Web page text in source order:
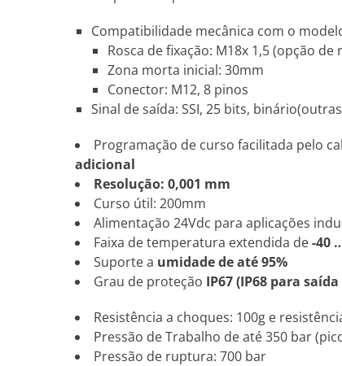
Compatibilidade mecânica com o
Rosca de fixação: M18x 1,5 (opção de
Zona morta inicial: 30mm
Conector: M12, 8 pinos
Sinal de saída: SSI, 25 bits,
Programação de curso facilitada pelo
adicional
Resolução: 0,001 mm
Curso útil: 200mm
Alimentação 24Vdc para aplicações
Faixa de temperatura extendida de-40
Suporte a umidade de até 95%
Grau de proteção IP67 (IP68 para
Resistência a choques: 100g e
Pressão de Trabalho de até 350 bar
Pressão de ruptura: 700 bar